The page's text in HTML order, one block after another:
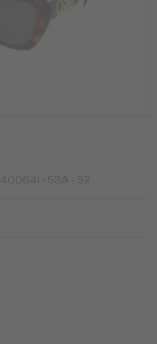
- 53A - 52